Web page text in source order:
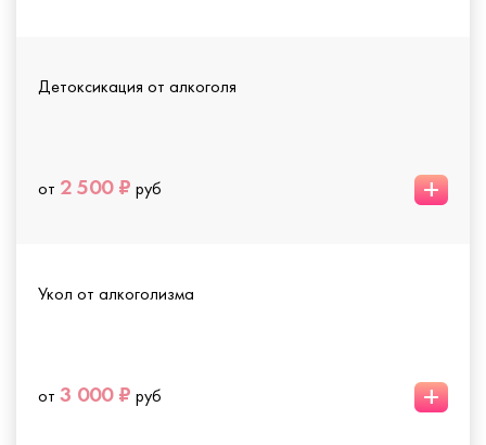
Детоксикация от алкоголя
от 2 500 ₽ руб +
Укол от алкоголизма
от 3 000 ₽ руб +